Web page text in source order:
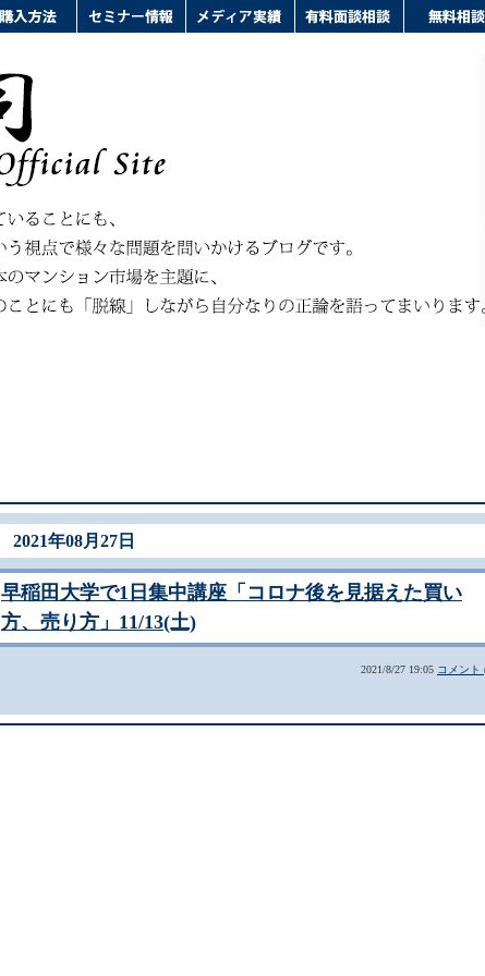
2021年08月27日
早稲田大学で1日集中講座「コロナ後を見据えた買い
方、売り方」11/13(土)
2021/8/27 19:05 コメント